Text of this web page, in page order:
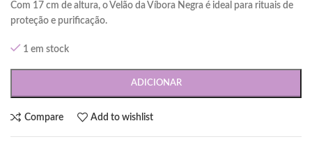
Com 17 cm de altura, o Velão da Víbora Negra é ideal para rituais de
proteção e purificação.
1 em stock
ADICIONAR
Compare Add to wishlist